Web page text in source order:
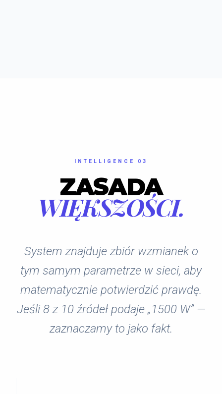
INTELLIGENCE 03
ZASADA
WIĘKSZOŚCI.
System znajduje zbiór wzmianek o
tym samym parametrze w sieci, aby
matematycznie potwierdzić prawdę.
Jeśli 8 z 10 źródeł podaje „1500 W” —
zaznaczamy to jako fakt.